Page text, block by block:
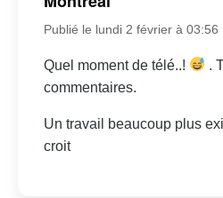
Publié le lundi 2 février à 03:56
Quel moment de télé..!
.
commentaires.
Un travail beaucoup plus
croit